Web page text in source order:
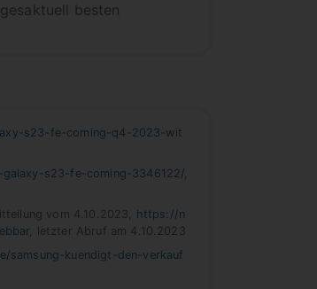
besten
s23-fe-coming-q4-2023-wit
s23-fe-coming-3346122/,
vom 4.10.2023, https://n
, letzter Abruf am 4.10.2023
samsung-kuendigt-den-verkauf